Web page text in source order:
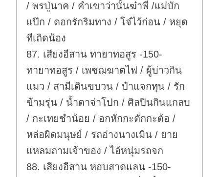
/ พรปู่นาค / คำเขาว่านั้นฆ๋าพี่ /แม่บัก
แป๊ก / ดอกรักริมทาง / โจ๋ไว้ก่อน / หยุด
ทีเถิดน้อง
87. เสียงอีสาน ทายาทอสูร -150-
ทายาทอสูร / เพชฌฆาตไฟ / ผู้บ่าวกิน
แมว / สามีเดินขบวน / ป๋าแจกทุน / รัก
ข้ามรุ่น / น้ำตาจ่าโปก / ศิลปินกินแกลบ
/ กะเทยชำน้อย / อกหักกะตักกะต้อ /
หล่อผิดมนุษย์ / รถอ่างนางเมิน / ยาย
แหลมถามเจ้าของ / ไอ้หนุ่มรถจก
88. เสียงอีสาน หอบสาดแลน -150-